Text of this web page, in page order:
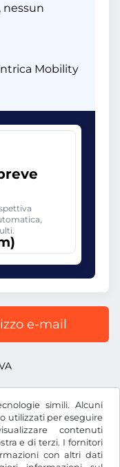
simili. Alcuni
utilizzati per eseguire
contenuti
e di terzi. I fornitori
con altri dati
Mobility
e-mail